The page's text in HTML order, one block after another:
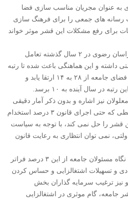
به عنوان مجریان مناسب سازی فضا
رسانه های جمعی را برای فرهنگ سازی
برای رفع مشکلات این قشر موثر خواند
به گفته فیروزی استانداری خراسان رضوی در ۲ سال گذشته تعامل
داشته و این هماهنگی باعث شده تا رتبه
استان به لحاظ مناسب سازی فضای جامعه از ۲۸ به ۱۴ ارتقا یابد و
در سال آینده به ۱۰ برسد.
نیز اشاره و بدون ذکر آمار دقیقی
در این خصوص گفت: در شرایطی که حتی اجرای قانون ۳ درصد استخدام
قشر را حل نمی کند، با توجه به سیاست
نمی توان انتظاری به رعایت قانون
فیروزی گفت: ضرورت دارد تا نگاه مسئولان جامعه از این ۳ درصد فراتر
و تسهیلات اشتغالزایی و حساس کردن
و نیز ترغیب سرمایه گذاران بخش
جامعه، گام موثری در اشتغالزایی